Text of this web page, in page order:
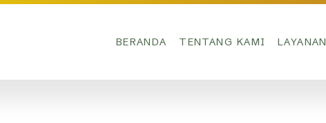
BERANDA TENTANG KAMI LAYANAN